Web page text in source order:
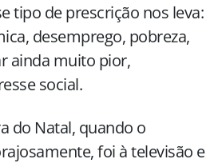
tipo de prescrição nos leva:
desemprego, pobreza,
ainda muito pior,
social.
do Natal, quando o
foi à televisão e